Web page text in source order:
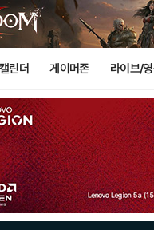
린더 게이머존 라이브/